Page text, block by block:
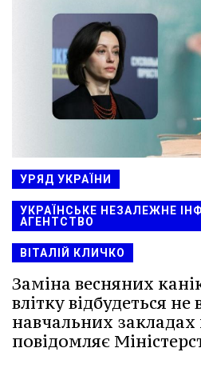
УРЯД УКРАЇНИ
УКРАЇНСЬКЕ НЕЗАЛЕЖНЕ
АГЕНТСТВО
ВІТАЛІЙ КЛИЧКО
Заміна весняних
влітку відбудеться не
навчальних закладах
повідомляє